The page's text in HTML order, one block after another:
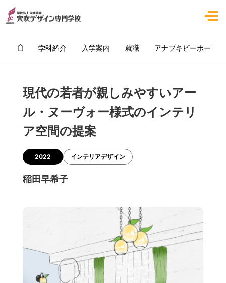
学科紹介 入学案内 就職 アナブキピーポー
現代の若者が親しみやすいアー
ル・ヌーヴォー様式のインテリ
ア空間の提案
2022 インテリアデザイン
稲田早希子